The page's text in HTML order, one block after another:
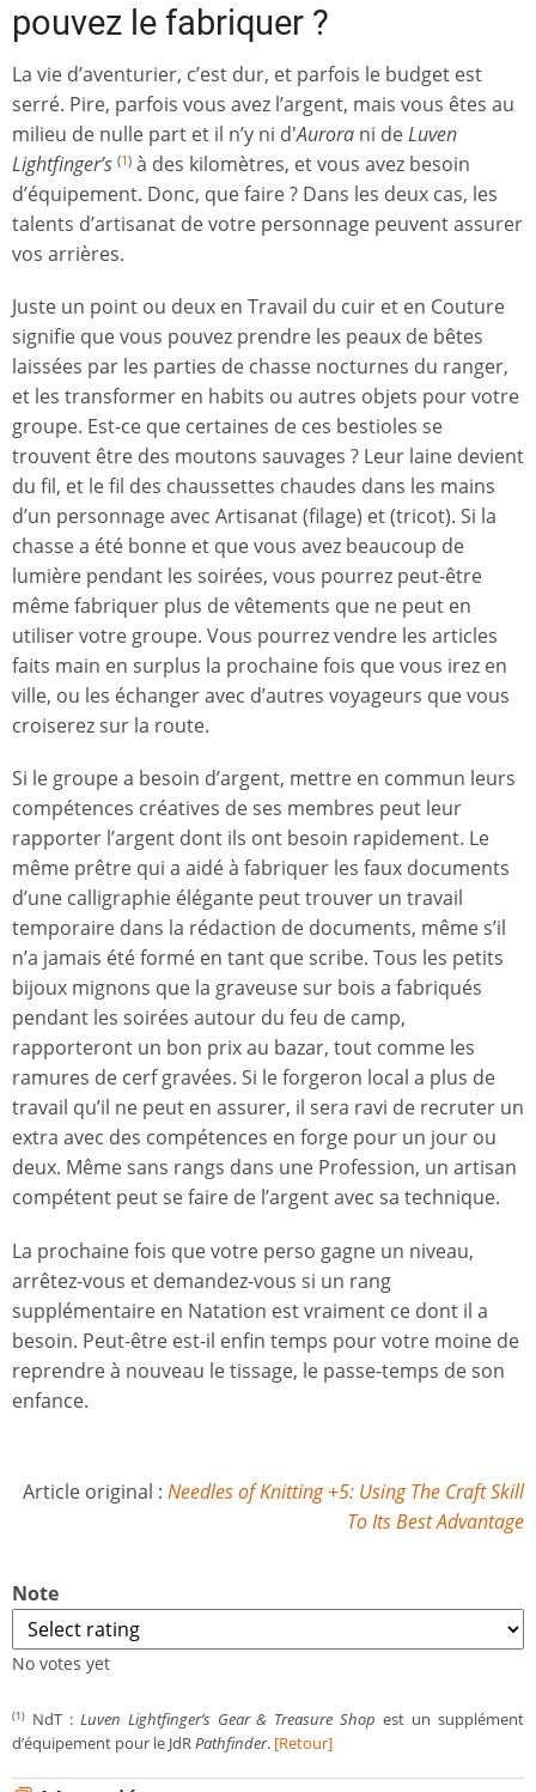
pouvez le fabriquer ?
La vie d’aventurier, c’est dur, et parfois le budget est
serré. Pire, parfois vous avez l’argent, mais vous êtes au
milieu de nulle part et il n’y ni d'Aurora ni deLuven
Lightfinger’s (1) à des kilomètres, et vous avez besoin
d’équipement. Donc, que faire ? Dans les deux cas, les
talents d’artisanat de votre personnage peuvent assurer
vos arrières.
Juste un point ou deux en Travail du cuir et en Couture
signifie que vous pouvez prendre les peaux de bêtes
laissées par les parties de chasse nocturnes du ranger,
et les transformer en habits ou autres objets pour votre
groupe. Est-ce que certaines de ces bestioles se
trouvent être des moutons sauvages ? Leur laine devient
du fil, et le fil des chaussettes chaudes dans les mains
d’un personnage avec Artisanat (filage) et (tricot). Si la
chasse a été bonne et que vous avez beaucoup de
lumière pendant les soirées, vous pourrez peut-être
même fabriquer plus de vêtements que ne peut en
utiliser votre groupe. Vous pourrez vendre les articles
faits main en surplus la prochaine fois que vous irez en
ville, ou les échanger avec d’autres voyageurs que vous
croiserez sur la route.
Si le groupe a besoin d’argent, mettre en commun leurs
compétences créatives de ses membres peut leur
rapporter l’argent dont ils ont besoin rapidement. Le
même prêtre qui a aidé à fabriquer les faux documents
d’une calligraphie élégante peut trouver un travail
temporaire dans la rédaction de documents, même s’il
n’a jamais été formé en tant que scribe. Tous les petits
bijoux mignons que la graveuse sur bois a fabriqués
pendant les soirées autour du feu de camp,
rapporteront un bon prix au bazar, tout comme les
ramures de cerf gravées. Si le forgeron local a plus de
travail qu’il ne peut en assurer, il sera ravi de recruter un
extra avec des compétences en forge pour un jour ou
deux. Même sans rangs dans une Profession, un artisan
compétent peut se faire de l’argent avec sa technique.
La prochaine fois que votre perso gagne un niveau,
arrêtez-vous et demandez-vous si un rang
supplémentaire en Natation est vraiment ce dont il a
besoin. Peut-être est-il enfin temps pour votre moine de
reprendre à nouveau le tissage, le passe-temps de son
enfance.
Article original : Needles of Knitting +5: Using The Craft Skill
To Its Best Advantage
Note
No votes yet
(1) NdT : Luven Lightfinger’s Gear & Treasure Shop est un supplément
d’équipement pour le JdRPathfinder. [Retour]